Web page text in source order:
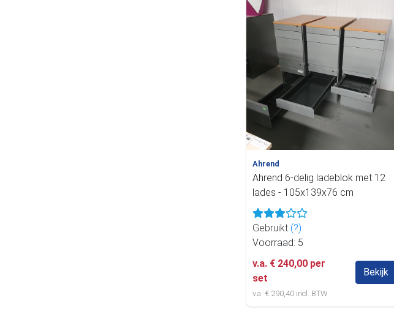
Ahrend
Ahrend 6-delig ladeblok met 12
lades - 105x139x76 cm
Gebruikt (?)
Voorraad: 5
v.a. € 240,00 per
set
v.a. € 290,40 incl. BTW
Bekijk